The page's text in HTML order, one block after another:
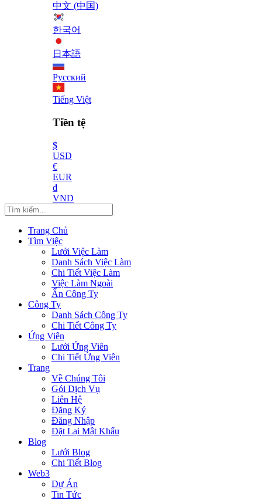
中文 (中国)
한국어
日本語
Русский
Tiếng Việt
Tiền tệ
$
USD
€
EUR
₫
VND
Trang Chủ
Tìm Việc
Lưới Việc Làm
Danh Sách Việc Làm
Chi Tiết Việc Làm
Việc Làm Ngoài
Ẩn Công Ty
Công Ty
Danh Sách Công Ty
Chi Tiết Công Ty
Ứng Viên
Lưới Ứng Viên
Chi Tiết Ứng Viên
Trang
Về Chúng Tôi
Gói Dịch Vụ
Liên Hệ
Đăng Ký
Đăng Nhập
Đặt Lại Mật Khẩu
Blog
Lưới Blog
Chi Tiết Blog
Web3
Dự Án
Tin Tức